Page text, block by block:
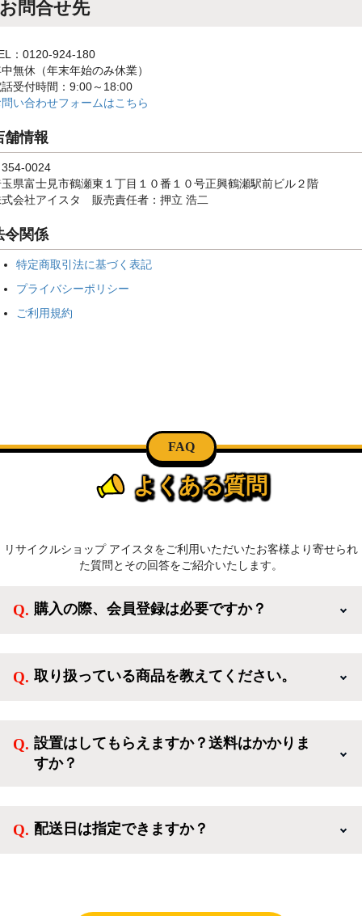
お問合せ先
：0120-924-180
無休（年末年始のみ休業）
受付時間：9:00～18:00
い合わせフォームはこちら
舗情報
0024
県富士見市鶴瀬東１丁目１０番１０号正興鶴瀬駅前ビル２階
会社アイスタ 販売責任者：押立 浩二
令関係
特定商取引法に基づく表記
プライバシーポリシー
ご利用規約
FAQ
よくある質問
リサイクルショップ アイスタをご利用いただいたお客様より寄せられ
た質問とその回答をご紹介いたします。
購入の際、会員登録は必要ですか？
方、登録しなくてもカートに商品を入れた後、ログイ
取り扱っている商品を教えてください。
活を応援するような家電セットから、季節・空調家
電、調理家電、生活家電まで、幅広く中古家電を取り
設置はしてもらえますか？送料はかかりま
すか？
神奈川・千葉)において自社配送を選択いただくこと
配送日は指定できますか？